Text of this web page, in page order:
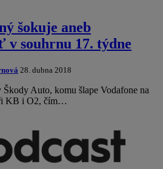
šokuje aneb
v souhrnu 17. týdne
28. dubna 2018
Škody Auto, komu šlape Vodafone na
KB i O2, čím…